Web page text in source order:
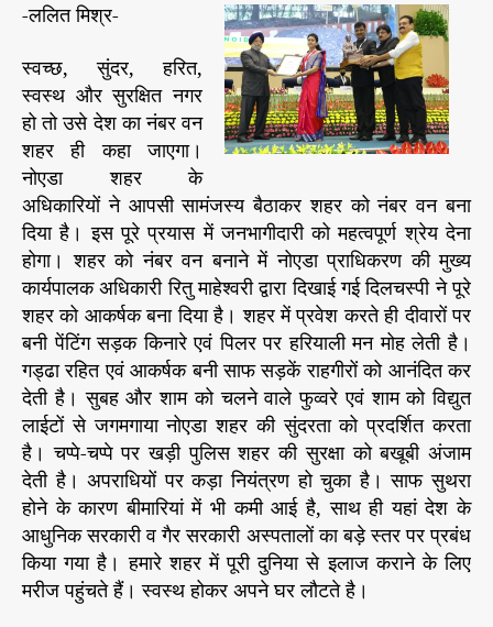
सु
र
क्षि
त
नो
ए
डा
ज
न
भा
गी
दा
री
की
है
ज
रू
र
त
-ललित मिश्र-
स्वच्छ, सुंदर, हरित,
स्वस्थ और सुरक्षित नगर
हो तो उसे देश का नंबर वन
शहर ही कहा जाएगा।
नोएडा शहर के
अधिकारियों ने आपसी सामंजस्य बैठाकर शहर को नंबर वन बना
दिया है। इस पूरे प्रयास में जनभागीदारी को महत्वपूर्ण श्रेय देना
होगा। शहर को नंबर वन बनाने में नोएडा प्राधिकरण की मुख्य
कार्यपालक अधिकारी रितु माहेश्वरी द्वारा दिखाई गई दिलचस्पी ने पूरे
शहर को आकर्षक बना दिया है। शहर में प्रवेश करते ही दीवारों पर
बनी पेंटिंग सड़क किनारे एवं पिलर पर हरियाली मन मोह लेती है।
गड्ढा रहित एवं आकर्षक बनी साफ सड़कें राहगीरों को आनंदित कर
देती है। सुबह और शाम को चलने वाले फुव्वरे एवं शाम को विद्युत
लाईटों से जगमगाया नोएडा शहर की सुंदरता को प्रदर्शित करता
है। चप्पे-चप्पे पर खड़ी पुलिस शहर की सुरक्षा को बखूबी अंजाम
देती है। अपराधियों पर कड़ा नियंत्रण हो चुका है। साफ सुथरा
होने के कारण बीमारियां में भी कमी आई है, साथ ही यहां देश के
आधुनिक सरकारी व गैर सरकारी अस्पतालों का बड़े स्तर पर प्रबंध
किया गया है। हमारे शहर में पूरी दुनिया से इलाज कराने के लिए
मरीज पहुंचते हैं। स्वस्थ होकर अपने घर लौटते है।